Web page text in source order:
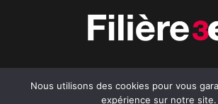
Nous utilisons des cookies pour vous
expérience sur notre site.